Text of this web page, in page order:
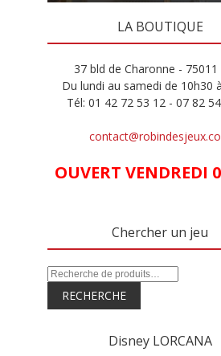
LA BOUTIQUE
37 bld de Charonne - 75011
Du lundi au samedi de 10h30
Tél: 01 42 72 53 12 - 07 82
OUVERT VENDREDI
Chercher un jeu
RECHERCHE
Disney LORCANA